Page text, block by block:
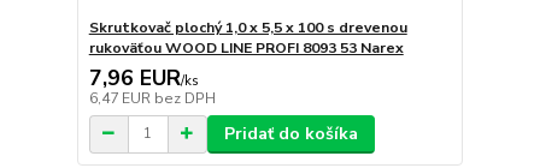
Skrutkovač plochý 1,0 x 5,5 x 100 s drevenou
rukoväťou WOOD LINE PROFI 8093 53 Narex
7,96 EUR/ks
6,47 EUR bez DPH
Pridať do košíka